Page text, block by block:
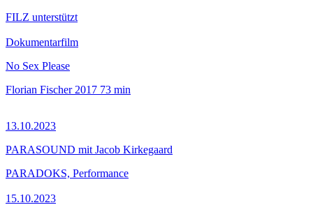
FILZ unterstützt
Dokumentarfilm
No Sex Please
Florian Fischer 2017 73 min
13.10.2023
PARASOUND mit Jacob Kirkegaard
PARADOKS, Performance
15.10.2023